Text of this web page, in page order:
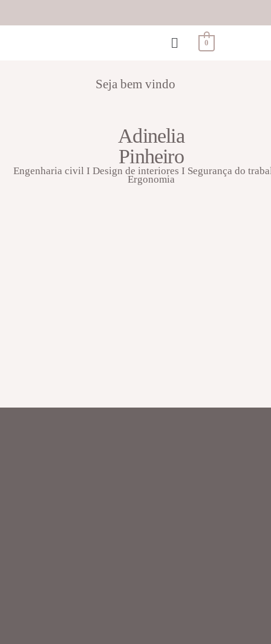
0
Seja bem vindo
Adinelia
Pinheiro
Engenharia civil I Design de interiores I Segurança do
Ergonomia